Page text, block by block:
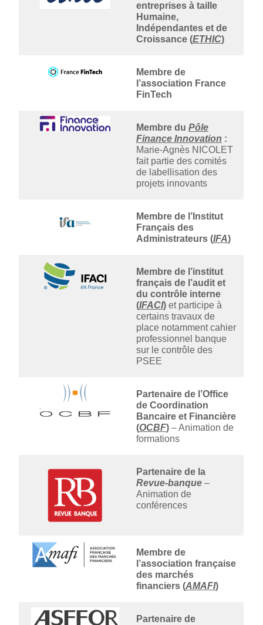
entreprises à taille
Humaine,
Indépendantes et de
Croissance (ETHIC)
Membre de
l’association France
FinTech
Membre du Pôle
Finance Innovation :
Marie-Agnès NICOLET
fait partie des comités
de labellisation des
projets innovants
Membre de l’Institut
Français des
Administrateurs (IFA)
Membre de l’institut
français de l’audit et
du contrôle interne
(IFACI)et participe à
certains travaux de
place notamment cahier
professionnel banque
sur le contrôle des
PSEE
Partenaire de l’Office
de Coordination
Bancaire et Financière
(OCBF)– Animation de
formations
Partenaire de la
Revue-banque–
Animation de
conférences
Membre de
l’association française
des marchés
financiers (AMAFI)
Partenaire de